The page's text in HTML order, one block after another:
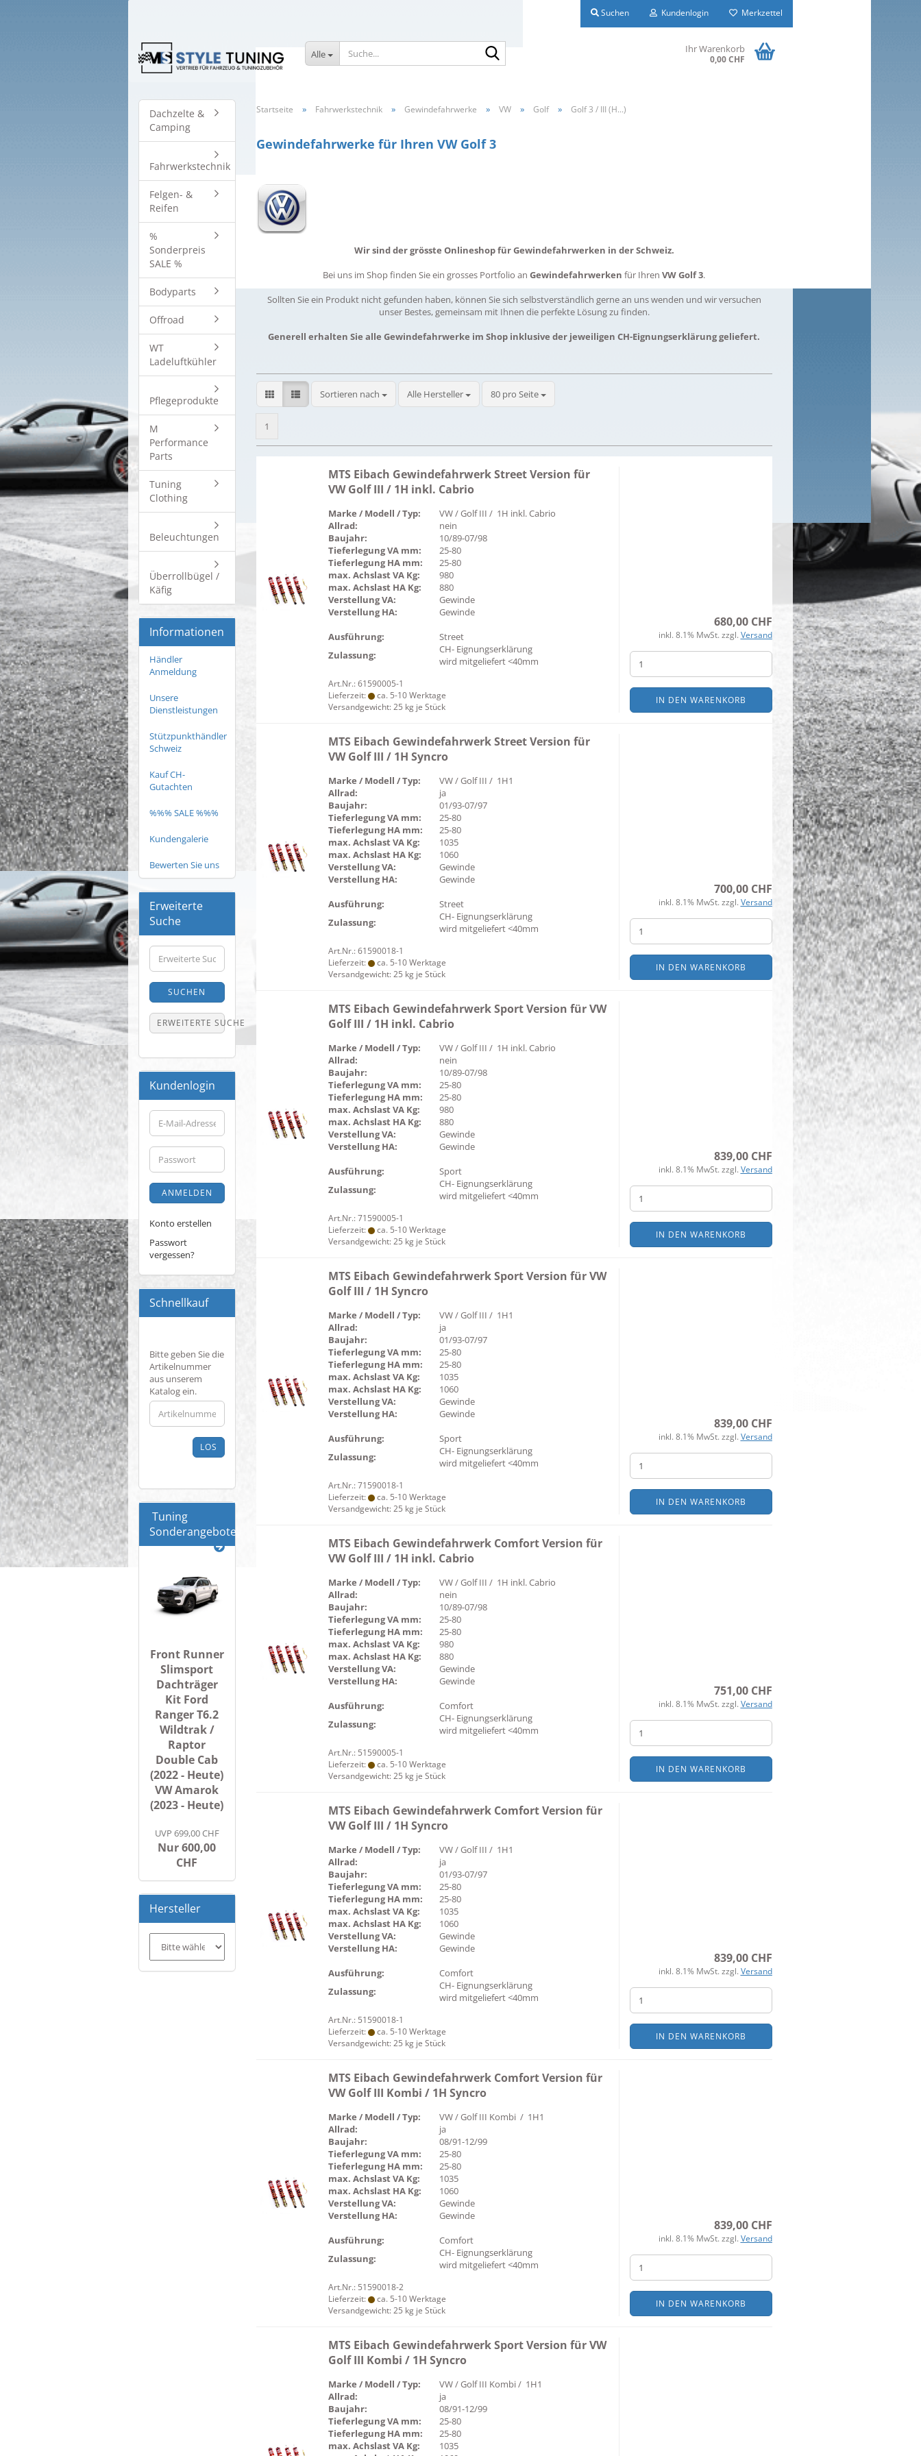
Suchen Kundenlogin Merkzettel
Alle Ihr Warenkorb
0,00 CHF
Startseite » Fahrwerkstechnik » Gewindefahrwerke » VW » Golf » Golf 3 / III (H...)
Gewindefahrwerke für Ihren VW Golf 3
Wir sind der grösste Onlineshop für Gewindefahrwerken in der Schweiz.
Bei uns im Shop finden Sie ein grosses Portfolio anGewindefahrwerkenfür IhrenVW Golf 3.
Sollten Sie ein Produkt nicht gefunden haben, können Sie sich selbstverständlich gerne an uns wenden und wir versuchen
unser Bestes, gemeinsam mit Ihnen die perfekte Lösung zu finden.
Generell erhalten Sie alle Gewindefahrwerke im Shop inklusive der jeweiligen CH-Eignungserklärung geliefert.
Sortieren nach
Sortieren nach Alle Hersteller 80 pro Seite
pro Seite
1
MTS Eibach Gewindefahrwerk Street Version für
VW Golf III / 1H inkl. Cabrio
Marke / Modell / Typ:
VW / Golf III / 1H inkl. Cabrio
Allrad:
nein
Baujahr:
10/89-07/98
Tieferlegung VA mm:
25-80
Tieferlegung HA mm:
25-80
max. Achslast VA Kg:
980
max. Achslast HA Kg:
880
Verstellung VA:
Gewinde
Verstellung HA:
Gewinde
Ausführung:
Street
Zulassung:
CH- Eignungserklärung
wird mitgeliefert <40mm
Art.Nr.: 61590005-1
Lieferzeit:
ca. 5-10 Werktage
Versandgewicht:25 kg je Stück
680,00 CHF
inkl. 8.1% MwSt. zzgl. Versand
IN DEN WARENKORB
MTS Eibach Gewindefahrwerk Street Version für
VW Golf III / 1H Syncro
Marke / Modell / Typ:
VW / Golf III / 1H1
Allrad:
ja
Baujahr:
01/93-07/97
Tieferlegung VA mm:
25-80
Tieferlegung HA mm:
25-80
max. Achslast VA Kg:
1035
max. Achslast HA Kg:
1060
Verstellung VA:
Gewinde
Verstellung HA:
Gewinde
Ausführung:
Street
Zulassung:
CH- Eignungserklärung
wird mitgeliefert <40mm
Art.Nr.: 61590018-1
Lieferzeit:
ca. 5-10 Werktage
Versandgewicht:25 kg je Stück
700,00 CHF
inkl. 8.1% MwSt. zzgl. Versand
IN DEN WARENKORB
MTS Eibach Gewindefahrwerk Sport Version für VW
Golf III / 1H inkl. Cabrio
Marke / Modell / Typ:
VW / Golf III / 1H inkl. Cabrio
Allrad:
nein
Baujahr:
10/89-07/98
Tieferlegung VA mm:
25-80
Tieferlegung HA mm:
25-80
max. Achslast VA Kg:
980
max. Achslast HA Kg:
880
Verstellung VA:
Gewinde
Verstellung HA:
Gewinde
Ausführung:
Sport
Zulassung:
CH- Eignungserklärung
wird mitgeliefert <40mm
Art.Nr.: 71590005-1
Lieferzeit:
ca. 5-10 Werktage
Versandgewicht:25 kg je Stück
839,00 CHF
inkl. 8.1% MwSt. zzgl. Versand
IN DEN WARENKORB
MTS Eibach Gewindefahrwerk Sport Version für VW
Golf III / 1H Syncro
Marke / Modell / Typ:
VW / Golf III / 1H1
Allrad:
ja
Baujahr:
01/93-07/97
Tieferlegung VA mm:
25-80
Tieferlegung HA mm:
25-80
max. Achslast VA Kg:
1035
max. Achslast HA Kg:
1060
Verstellung VA:
Gewinde
Verstellung HA:
Gewinde
Ausführung:
Sport
Zulassung:
CH- Eignungserklärung
wird mitgeliefert <40mm
Art.Nr.: 71590018-1
Lieferzeit:
ca. 5-10 Werktage
Versandgewicht:25 kg je Stück
839,00 CHF
inkl. 8.1% MwSt. zzgl. Versand
IN DEN WARENKORB
MTS Eibach Gewindefahrwerk Comfort Version für
VW Golf III / 1H inkl. Cabrio
Marke / Modell / Typ:
VW / Golf III / 1H inkl. Cabrio
Allrad:
nein
Baujahr:
10/89-07/98
Tieferlegung VA mm:
25-80
Tieferlegung HA mm:
25-80
max. Achslast VA Kg:
980
max. Achslast HA Kg:
880
Verstellung VA:
Gewinde
Verstellung HA:
Gewinde
Ausführung:
Comfort
Zulassung:
CH- Eignungserklärung
wird mitgeliefert <40mm
Art.Nr.: 51590005-1
Lieferzeit:
ca. 5-10 Werktage
Versandgewicht:25 kg je Stück
751,00 CHF
inkl. 8.1% MwSt. zzgl. Versand
IN DEN WARENKORB
MTS Eibach Gewindefahrwerk Comfort Version für
VW Golf III / 1H Syncro
Marke / Modell / Typ:
VW / Golf III / 1H1
Allrad:
ja
Baujahr:
01/93-07/97
Tieferlegung VA mm:
25-80
Tieferlegung HA mm:
25-80
max. Achslast VA Kg:
1035
max. Achslast HA Kg:
1060
Verstellung VA:
Gewinde
Verstellung HA:
Gewinde
Ausführung:
Comfort
Zulassung:
CH- Eignungserklärung
wird mitgeliefert <40mm
Art.Nr.: 51590018-1
Lieferzeit:
ca. 5-10 Werktage
Versandgewicht:25 kg je Stück
839,00 CHF
inkl. 8.1% MwSt. zzgl. Versand
IN DEN WARENKORB
MTS Eibach Gewindefahrwerk Comfort Version für
VW Golf III Kombi / 1H Syncro
Marke / Modell / Typ:
VW / Golf III Kombi / 1H1
Allrad:
ja
Baujahr:
08/91-12/99
Tieferlegung VA mm:
25-80
Tieferlegung HA mm:
25-80
max. Achslast VA Kg:
1035
max. Achslast HA Kg:
1060
Verstellung VA:
Gewinde
Verstellung HA:
Gewinde
Ausführung:
Comfort
Zulassung:
CH- Eignungserklärung
wird mitgeliefert <40mm
Art.Nr.: 51590018-2
Lieferzeit:
ca. 5-10 Werktage
Versandgewicht:25 kg je Stück
839,00 CHF
inkl. 8.1% MwSt. zzgl. Versand
IN DEN WARENKORB
MTS Eibach Gewindefahrwerk Sport Version für VW
Golf III Kombi / 1H Syncro
Marke / Modell / Typ:
VW / Golf III Kombi / 1H1
Allrad:
ja
Baujahr:
08/91-12/99
Tieferlegung VA mm:
25-80
Tieferlegung HA mm:
25-80
max. Achslast VA Kg:
1035
Dachzelte &
Camping
Fahrwerkstechnik
Felgen- &
Reifen
%
Sonderpreis
SALE %
Bodyparts
Offroad
WT
Ladeluftkühler
Pflegeprodukte
M
Performance
Parts
Tuning
Clothing
Beleuchtungen
Überrollbügel /
Käfig
Informationen
Händler
Anmeldung
Unsere
Dienstleistungen
Stützpunkthändler
Schweiz
Kauf CH-
Gutachten
%%% SALE %%%
Kundengalerie
Bewerten Sie uns
Erweiterte
Suche
Erweiterte
Suche
SUCHEN
ERWEITERTE SUCHE
Kundenlogin
E-
Mail-
Adresse
Passwort
ANMELDEN
Konto erstellen
Passwort
vergessen?
Schnellkauf
BITTE
GEBEN
SIE
DIE
ARTIKELNUMMER
AUS
UNSEREM
Bitte geben Sie die
Artikelnummer
aus unserem
Katalog ein.
LOS
Tuning
Sonderangebote
Front Runner
Slimsport
Dachträger
Kit Ford
Ranger T6.2
Wildtrak /
Raptor
Double Cab
(2022 - Heute)
VW Amarok
(2023 - Heute)
UVP 699,00 CHF
Nur 600,00
CHF
Hersteller